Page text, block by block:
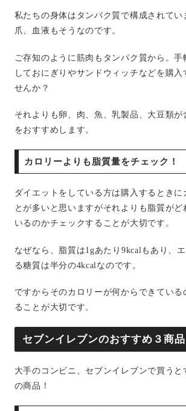
私たちの身体はタンパク質で構成されてい
爪、血液もそうなのです。
ご存知のように筋肉もタンパク質から。手
しておにぎりやサンドウィッチなどを購入
せんか？
それよりも卵、肉、魚、乳製品、大豆類が
をおすすめします。
カロリーよりも脂質量をチェック！
ダイエットをしている方は購入するときに
とが多いと思いますがそれよりも脂質がど
いるのかチェックすることが大切です。
なぜなら、脂質は1gあたり9kcalもあり、
る糖質は半分の4kcalなのです。
ですからそのカロリーが何からできている
ることが大切です。
セブンイレブンのおすすめ３商品
大手のコンビニ、セブンイレブンで買うと
の商品！